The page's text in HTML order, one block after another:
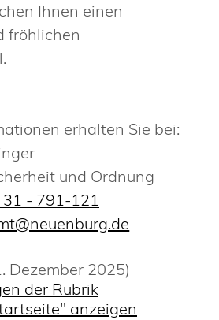
Ihnen einen
fröhlichen
erhalten Sie bei:
und Ordnung
31 - 791-121
Dezember 2025)
der Rubrik
anzeigen